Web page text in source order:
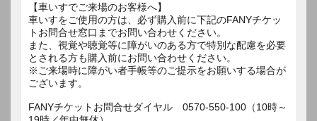
【車いすでご来場のお客様へ】
車いすをご使用の方は、必ず購入前に下記のFANYチケッ
トお問合せ窓口までお問い合わせください。
また、視覚や聴覚等に障がいのある方で特別な配慮を必要
とされる方も購入前にお問い合わせください。
※ご来場時に障がい者手帳等のご提示をお願いする場合が
ございます。
FANYチケットお問合せダイヤル 0570-550-100（10時～